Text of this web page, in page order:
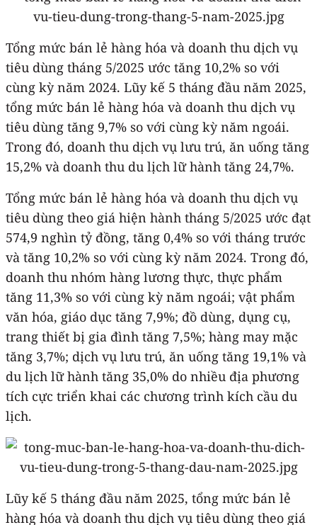
Tổng mức bán lẻ hàng hóa và doanh thu dịch vụ
tiêu dùng tháng 5/2025 ước tăng 10,2% so với
cùng kỳ năm 2024. Lũy kế 5 tháng đầu năm 2025,
tổng mức bán lẻ hàng hóa và doanh thu dịch vụ
tiêu dùng tăng 9,7% so với cùng kỳ năm ngoái.
Trong đó, doanh thu dịch vụ lưu trú, ăn uống tăng
15,2% và doanh thu du lịch lữ hành tăng 24,7%.
Tổng mức bán lẻ hàng hóa và doanh thu dịch vụ
tiêu dùng theo giá hiện hành tháng 5/2025 ước đạt
574,9 nghìn tỷ đồng, tăng 0,4% so với tháng trước
và tăng 10,2% so với cùng kỳ năm 2024. Trong đó,
doanh thu nhóm hàng lương thực, thực phẩm
tăng 11,3% so với cùng kỳ năm ngoái; vật phẩm
văn hóa, giáo dục tăng 7,9%; đồ dùng, dụng cụ,
trang thiết bị gia đình tăng 7,5%; hàng may mặc
tăng 3,7%; dịch vụ lưu trú, ăn uống tăng 19,1% và
du lịch lữ hành tăng 35,0% do nhiều địa phương
tích cực triển khai các chương trình kích cầu du
lịch.
Lũy kế 5 tháng đầu năm 2025, tổng mức bán lẻ
hàng hóa và doanh thu dịch vụ tiêu dùng theo giá